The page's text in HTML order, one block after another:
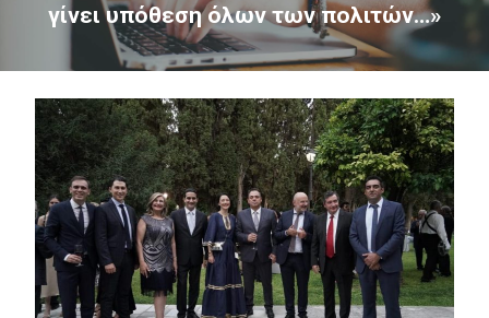
γίνει υπόθεση όλων των πολιτών…»